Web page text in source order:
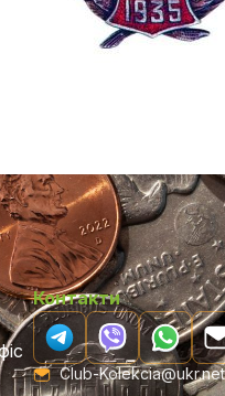
Контакти
Club-Kolekcia@ukr.net